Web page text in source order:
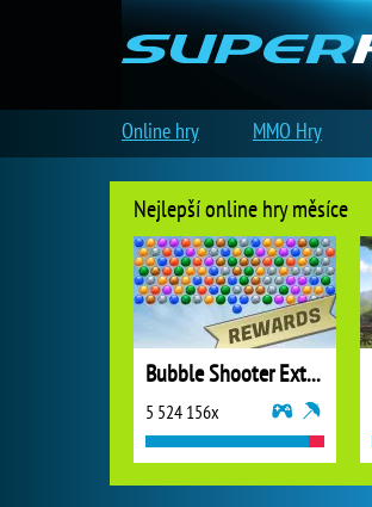
Nejlepší online hry měsíce
Bubble Shooter Extreme
5 524 156x
Online hry MMO Hry